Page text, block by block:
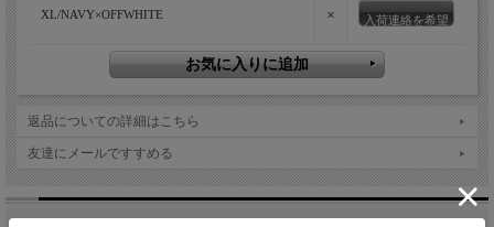
XL/NAVY×OFFWHITE × 入荷連絡を希望
返品についての詳細はこちら
友達にメールですすめる